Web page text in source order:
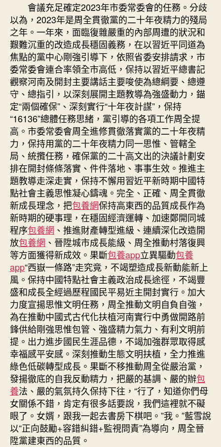
會議充足確定2023年市委常委會的任務。分歧
以為，2023年是周全貫徹黨的二十年夜精力的殘局
之年。一年來，面臨復雜嚴重的內部周遭的狀況和
艱難沉重的改造成長穩固義務，在以習近平同道為
焦點的黨中心剛強引導下，依照省委安排請求，市
委常委會連合率領全市高低，保持以習近平總書記
觀察河南及開封主要講話主要唆使為總綱要、總遵
守、總指引，以深刻展開主題教導為強盛動力，錨
定“兩個確保”、深刻實行“十年夜計謀”，保持
“16136”總體任務思緒，黨引導的各項工作周全提
高。市委常委會周全進修貫徹落實黨的二十年夜精
力，保持用黨的二十年夜精力同一思惟、管轄全
局、統攬任務，確保黨的二十高文出的決議計劃安
排在開封條條落實、件件落地、事事生效。推進主
題教導走深走實，保持不懈用習近平新時期中國特
點社會主義思惟凝心鑄魂。完全、正確、周全貫徹
新成長理念，把包養網保持高東西的品質成長作為
新時期的硬事理，在穩固經濟運轉、加速鄭開同城
程序包養網 、推進財產轉型進級、連續深化改造開
放包養網 、晉陞城市成長能級、周全推動村落復興
等方面獲得新成效。果斷包養app立異驅動包養
app“西嶽一條路”走究竟，不竭塑造成長新動能新上
風。保持中國特點社會主義政治成長途徑，不竭豐
盛和成長全經過歷程國民平易近主開封實行。加大
力度宣揚思惟文明任務，周全推動文明自負自強，
為在推動中國式古代化扶植河南實行中勇做開路前
鋒供給剛強思惟包管、強盛精力氣力、有利文明前
提。出力進步國民生涯品德，不竭加強群眾取得感
幸福感平安感。深刻推動生態文明扶植，全力推進
綠色低碳轉型成長。果斷不移推動周全從嚴治黨，
發揚徹底的自我反動精力，把嚴的基調、嚴的辦包
養法、嚴的氣氛持久保持下往，“行了，知道你們母
女關係不錯，肯定有很多話要說，我們這裡就不礙
眼了。女婿，跟我一起去書房下棋吧。”我。”藍雪說
以“正向鼓勵+容錯糾錯+監視問責”為導向，周全晉
陞黨建東西的品質。